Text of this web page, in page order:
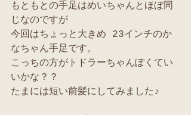
もともとの手足はめいちゃんとほぼ同
じなのですが
今回はちょっと大きめ 23インチのか
なちゃん手足です。
こっちの方がトドラーちゃんぽくてい
いかな？？
たまには短い前髪にしてみました♪